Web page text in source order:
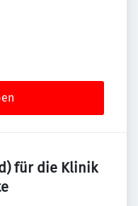
für die Klinik